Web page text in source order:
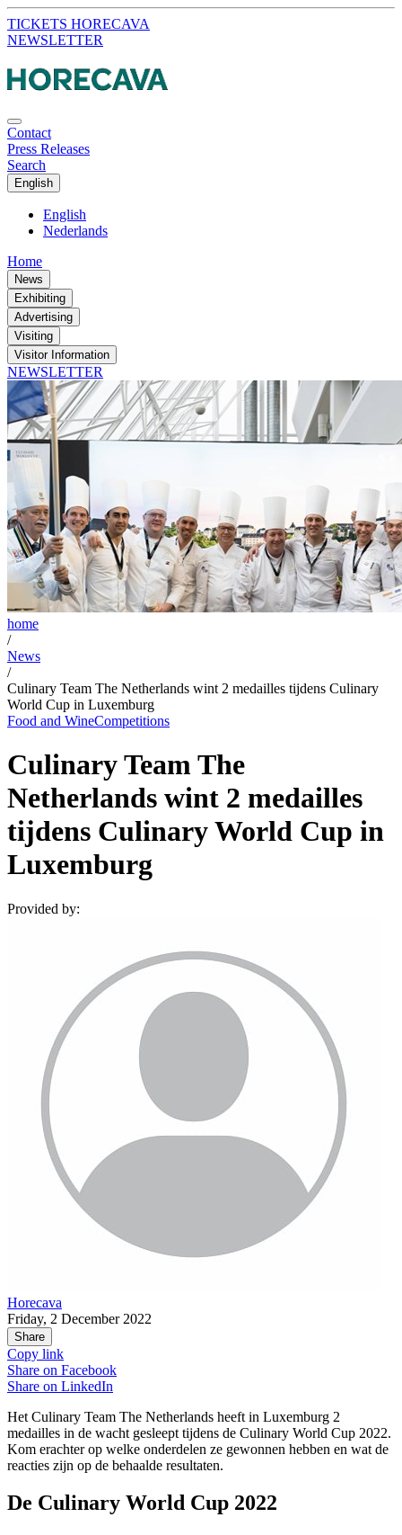
TICKETS HORECAVA
NEWSLETTER
Contact
Press Releases
Search
English
English
Nederlands
Home
News
Exhibiting
Advertising
Visiting
Visitor Information
NEWSLETTER
home
/
News
/
Culinary Team The Netherlands wint 2 medailles tijdens Culinary
World Cup in Luxemburg
Food and WineCompetitions
Culinary Team The
Netherlands wint 2 medailles
tijdens Culinary World Cup in
Luxemburg
Provided by:
Horecava
Friday, 2 December 2022
Share
Copy link
Share on Facebook
Share on LinkedIn
Het Culinary Team The Netherlands heeft in Luxemburg 2
medailles in de wacht gesleept tijdens de Culinary World Cup 2022.
Kom erachter op welke onderdelen ze gewonnen hebben en wat de
reacties zijn op de behaalde resultaten.
De Culinary World Cup 2022